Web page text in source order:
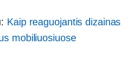
Kaip reaguojantis dizainas
mobiliuosiuose